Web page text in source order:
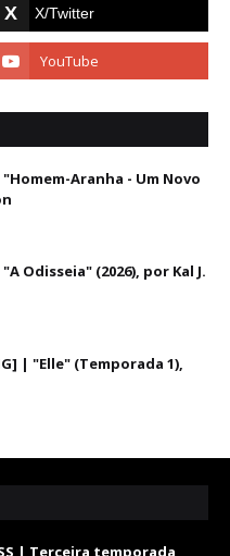
"Homem-Aranha - Um Novo
"A Odisseia" (2026), por Kal J.
| "Elle" (Temporada 1),
| Terceira temporada